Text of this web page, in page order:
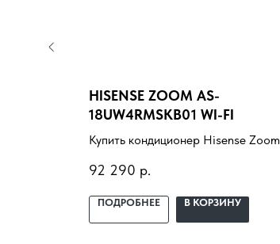
HISENSE ZOOM AS-
18UW4RMSKB01 WI-FI
Купить кондиционер Hisense Zoom
установкой под ключ. Подбор под
помещение, доставка,
92 290 р.
ПОДРОБНЕЕ В КОРЗИНУ